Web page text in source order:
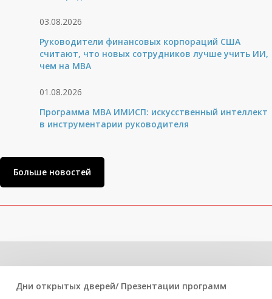
03.08.2026
Руководители финансовых корпораций США
считают, что новых сотрудников лучше учить ИИ,
чем на МВА
01.08.2026
Программа MBA ИМИСП: искусственный интеллект
в инструментарии руководителя
Больше новостей
Дни открытых дверей/ Презентации программ